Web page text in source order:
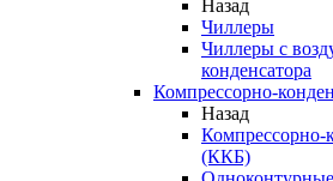
Назад
Чиллеры
Чиллеры с
конденсатора
Компрессорно-
Назад
Компрессорно-
(ККБ)